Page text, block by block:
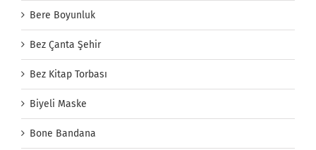
Bere Boyunluk
Bez Çanta Şehir
Bez Kitap Torbası
Biyeli Maske
Bone Bandana